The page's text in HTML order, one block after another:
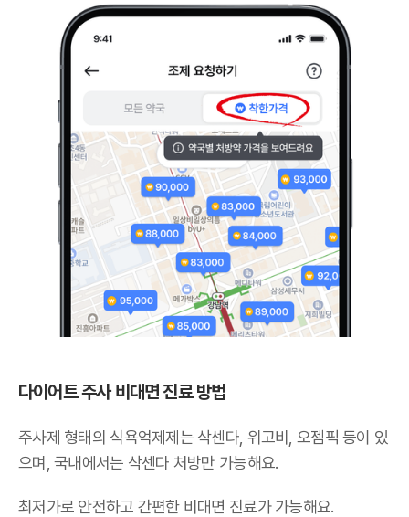
다이어트 주사 비대면 진료 방법
주사제 형태의 식욕억제제는 삭센다, 위고비, 오젬픽 등이 있
으며,국내에서는 삭센다 처방만 가능해요.
최저가로 안전하고 간편한 비대면 진료가 가능해요.